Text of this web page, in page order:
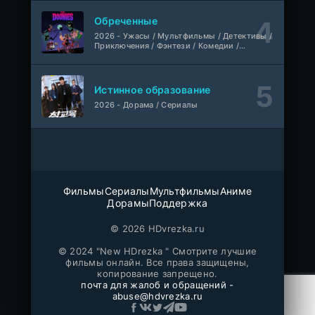
Владыка тысячи миров
1-411
серия
Везунчик
Фильм
Отверженная святая и её гастрономическое путешествие в другом мире
Монстрик Карамелька
1 сезон
1-6 серия
Игра лжецов
мультфильм
Обреченные
2026 - Ужасы / Мультфильмы / Детективы /
Приключения / Фэнтези / Комедии /
Истинное образование
2026 - Дорама / Сериалы
ФильмыСериалыМультфильмыАниме
ДорамыПоддержка
© 2026 HDvrezka.ru
© 2024 "New HDrezka " Смотрите лучшие
фильмы онлайн. Все права защищены,
копирование запрещено.
почта для жалоб и обращений -
abuse@hdvrezka.ru